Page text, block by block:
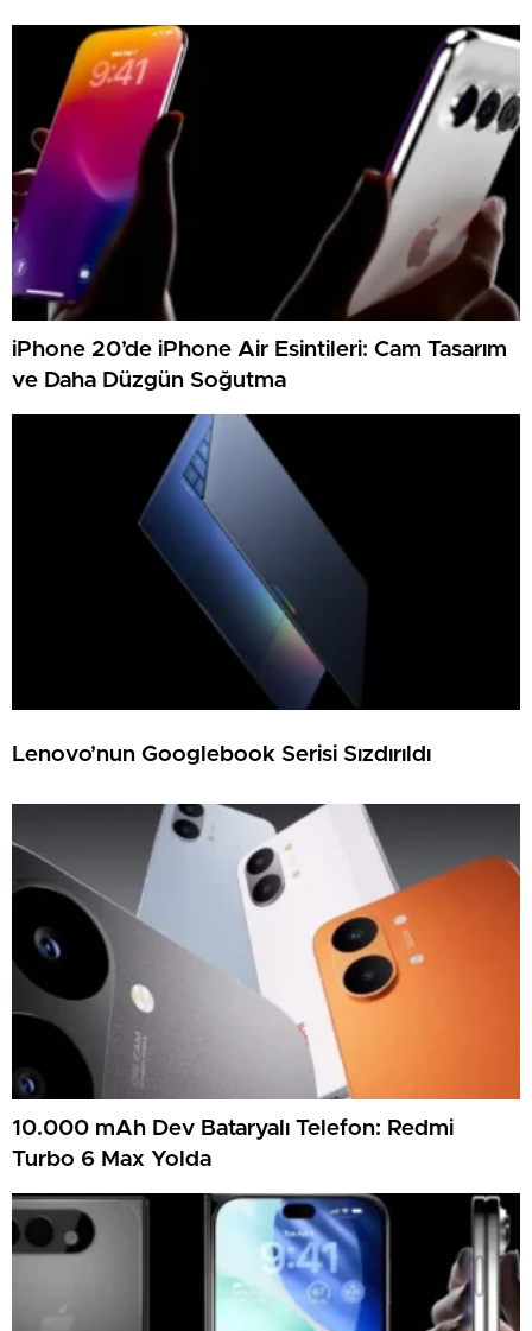
iPhone 20’de iPhone Air Esintileri: Cam Tasarım
ve Daha Düzgün Soğutma
Lenovo’nun Googlebook Serisi Sızdırıldı
10.000 mAh Dev Bataryalı Telefon: Redmi
Turbo 6 Max Yolda